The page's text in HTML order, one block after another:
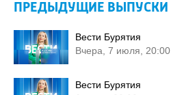
ПРЕДЫДУЩИЕ ВЫПУСКИ
Вести Бурятия
Вчера, 7 июля, 20:00
Вести Бурятия